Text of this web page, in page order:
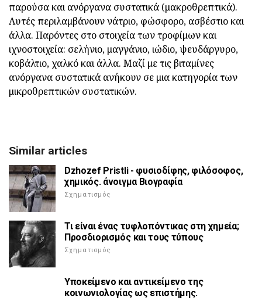
παρούσα και ανόργανα συστατικά (μακροθρεπτικά).
Αυτές περιλαμβάνουν νάτριο, φώσφορο, ασβέστιο και
άλλα. Παρόντες στο στοιχεία των τροφίμων και
ιχνοστοιχεία: σελήνιο, μαγγάνιο, ιώδιο, ψευδάργυρο,
κοβάλτιο, χαλκό και άλλα. Μαζί με τις βιταμίνες
ανόργανα συστατικά ανήκουν σε μια κατηγορία των
μικροθρεπτικών συστατικών.
Similar articles
Dzhozef Pristli - φυσιοδίφης, φιλόσοφος,
χημικός. άνοιγμα Βιογραφία
Σχηματισμός
Τι είναι ένας τυφλοπόντικας στη χημεία;
Προσδιορισμός και τους τύπους
Σχηματισμός
Υποκείμενο και αντικείμενο της
κοινωνιολογίας ως επιστήμης.